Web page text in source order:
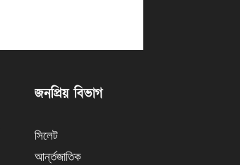
জনপ্রিয় বিভাগ
সিলেট
আর্ন্তজাতিক